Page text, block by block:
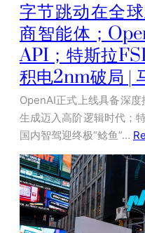
字节跳动在全
商智能体；
API；特斯拉
积电2nm破局 |
OpenAI正式上线具备深度
生成迈入高阶逻辑时代；
国内智驾迎终极“鲶鱼”…